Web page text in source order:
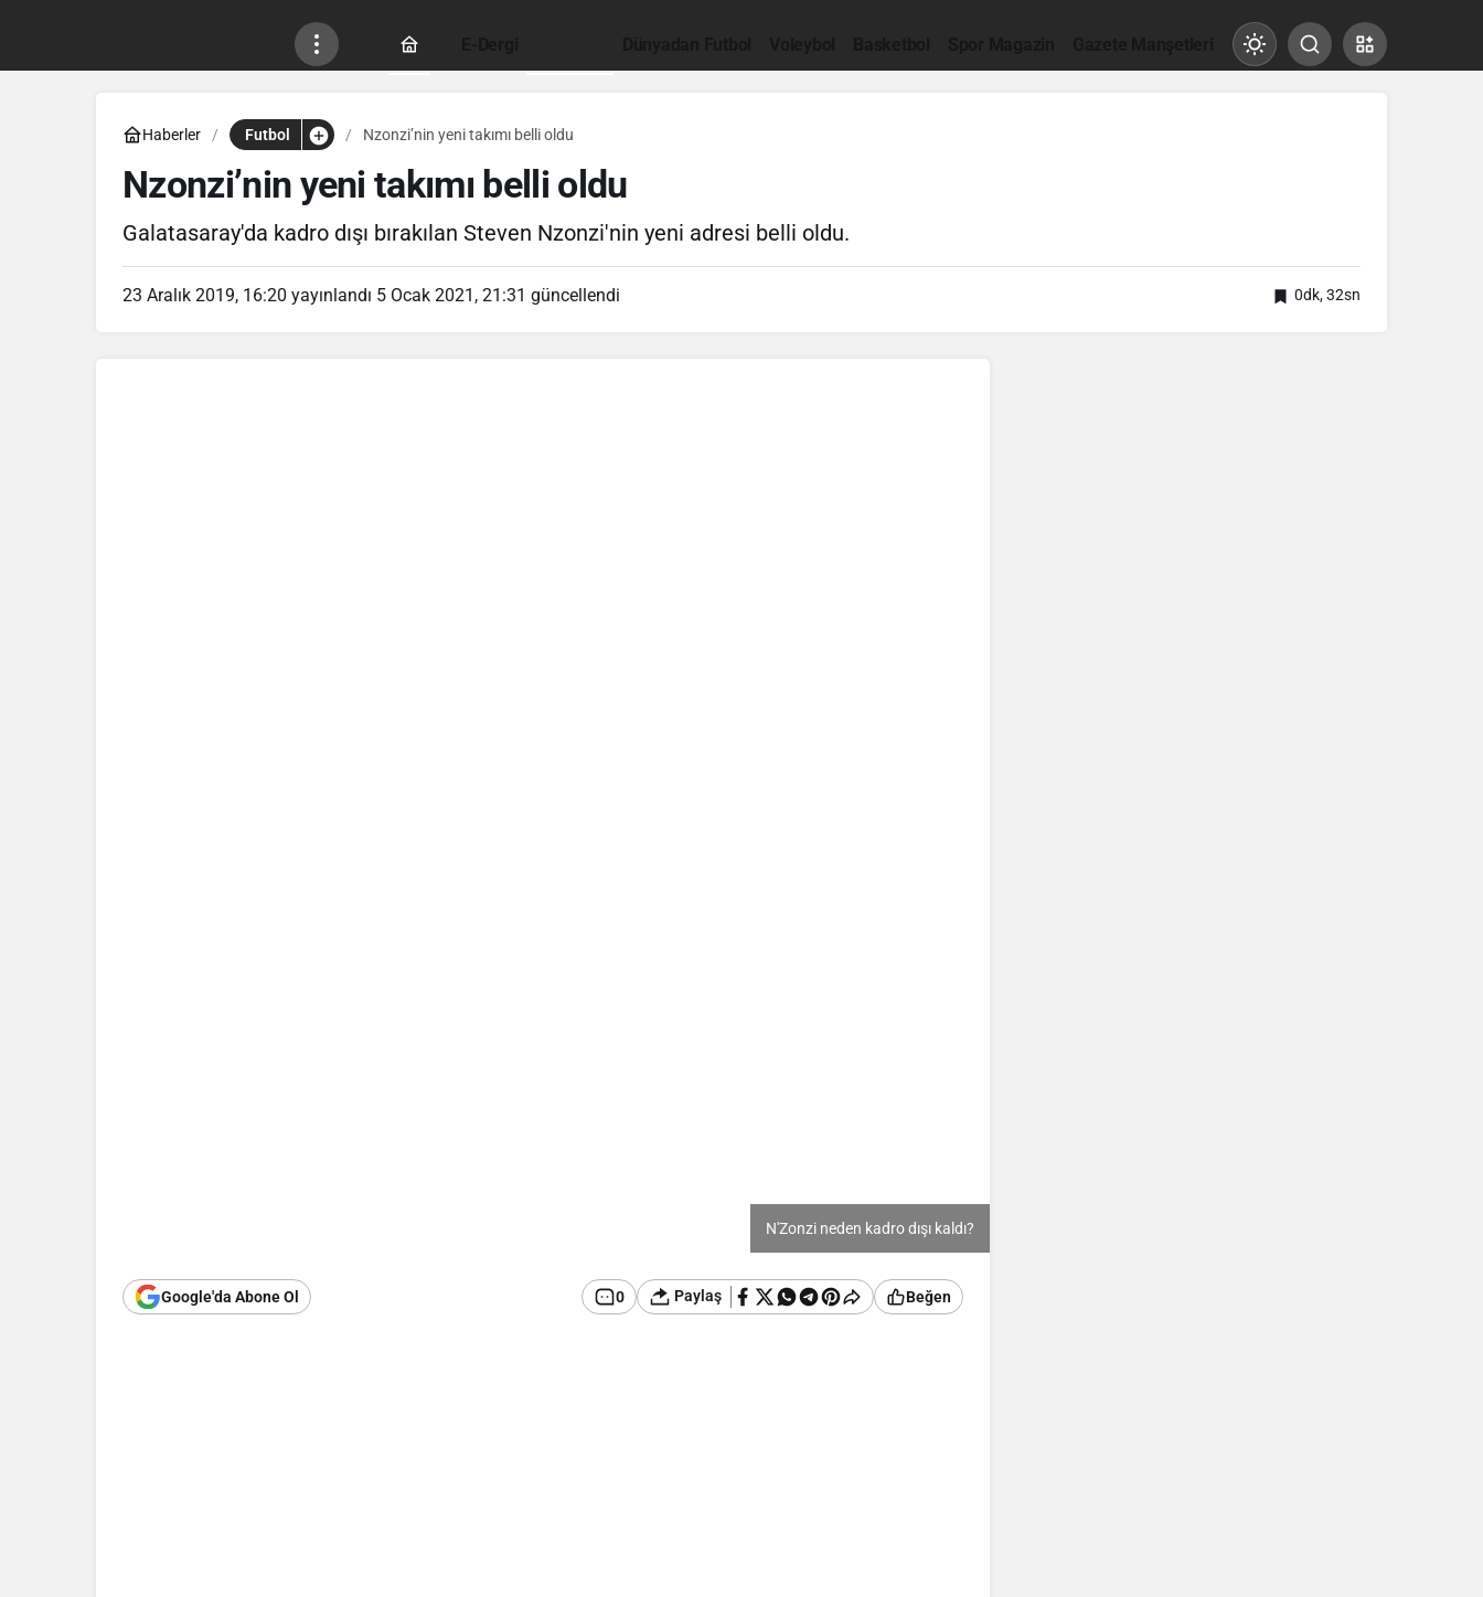
Mod
değiştir
Haberler Futbol Nzonzi’nin yeni takımı belli oldu
Nzonzi’nin yeni takımı belli oldu
Galatasaray'da kadro dışı bırakılan Steven Nzonzi'nin yeni adresi belli oldu.
23 Aralık 2019, 16:20 yayınlandı 5 Ocak 2021, 21:31 güncellendi 0dk, 32sn
N'Zonzi neden kadro dışı kaldı?
Google'da Abone Ol 0 Paylaş Beğen